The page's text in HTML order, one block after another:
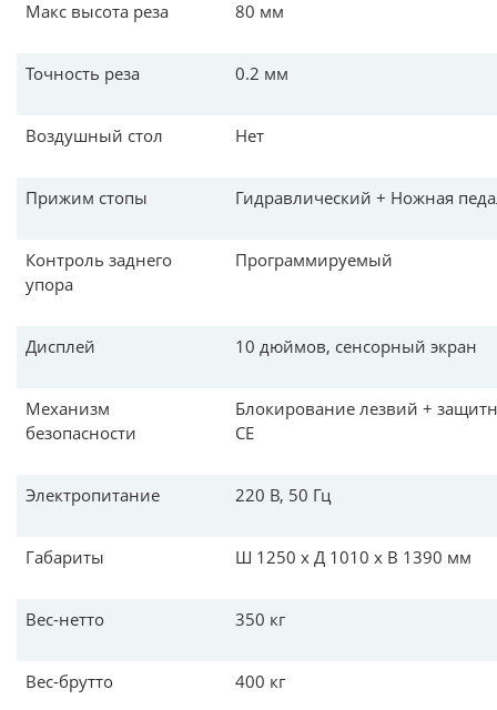
Макс высота реза 80 мм
Точность реза 0.2 мм
Воздушный стол Нет
Прижим стопы Гидравлический + Ножная
Контроль заднего
упора
Программируемый
Дисплей 10 дюймов, сенсорный экран
Механизм
безопасности
Блокирование лезвий +
CE
Электропитание 220 В, 50 Гц
Габариты Ш 1250 x Д 1010 x В 1390 мм
Вес-нетто 350 кг
Вес-брутто 400 кг